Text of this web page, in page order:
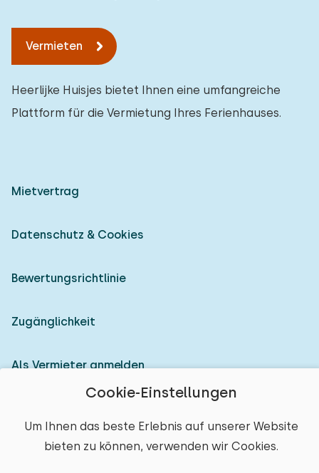
Cookie-Einstellungen
Um Ihnen das beste Erlebnis auf unserer Website
bieten zu können, verwenden wir Cookies.
Vermieten
Heerlijke Huisjes bietet Ihnen eine umfangreiche
Plattform für die Vermietung Ihres Ferienhauses.
Mietvertrag
Datenschutz & Cookies
Bewertungsrichtlinie
Zugänglichkeit
Als Vermieter anmelden